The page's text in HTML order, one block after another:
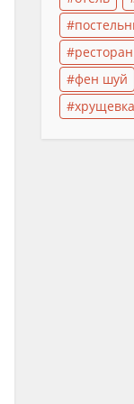
ресторан
фен шуй
хрущевка